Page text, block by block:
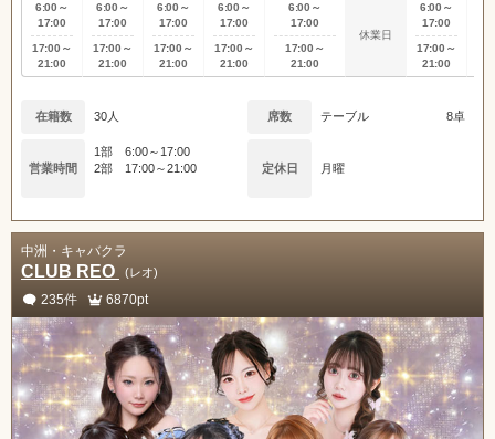
6:00～
17:00
17:00～
21:00
6:00～
17:00
17:00～
21:00
6:00～
17:00
17:00～
21:00
6:00～
17:00
17:00～
21:00
6:00～
17:00
17:00～
21:00
休業日
6:00～
17:00
17:00～
21:00
在籍数 30人 席数 テーブル 8卓
営業時間
1部 6:00～17:00
2部 17:00～21:00
定休日 月曜
中洲・キャバクラ
CLUB REO (レオ)
235件 6870pt